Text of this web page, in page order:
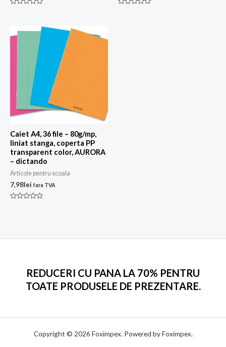
5
Caiet A4, 36 file – 80g/mp,
liniat stanga, coperta PP
transparent color, AURORA
– dictando
Articole pentru scoala
7,98lei fara TVA
REDUCERI CU PANA LA 70% PENTRU
TOATE PRODUSELE DE PREZENTARE.
Copyright © 2026 Foximpex. Powered by Foximpex.